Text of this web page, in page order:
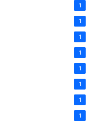
1
1
1
1
1
1
1
1